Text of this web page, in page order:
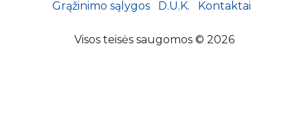
Grąžinimo sąlygos
D.U.K. Kontaktai
Visos teisės saugomos © 2026